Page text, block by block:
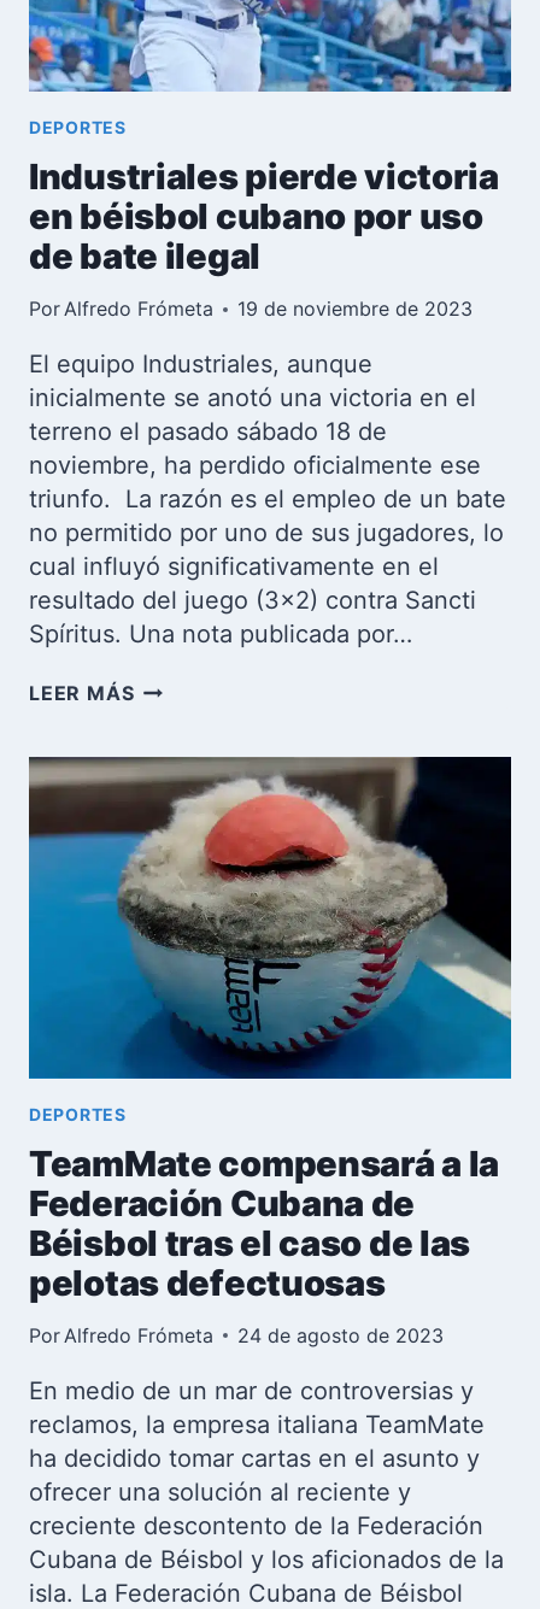
DEPORTES
Industriales pierde victoria
en béisbol cubano por uso
de bate ilegal
PorAlfredo Frómeta 19 de noviembre de 2023
El equipo Industriales, aunque
inicialmente se anotó una victoria en el
terreno el pasado sábado 18 de
noviembre, ha perdido oficialmente ese
triunfo. La razón es el empleo de un bate
no permitido por uno de sus jugadores, lo
cual influyó significativamente en el
resultado del juego (3×2) contra Sancti
Spíritus. Una nota publicada por…
LEER MÁSINDUSTRIALES
EN
BÉISBOL
CUBANO
POR
USO
DE
BATE
ILEGAL
DEPORTES
TeamMate compensará a la
Federación Cubana de
Béisbol tras el caso de las
pelotas defectuosas
Por Alfredo Frómeta 24 de agosto de 2023
En medio de un mar de controversias y
reclamos, la empresa italiana TeamMate
ha decidido tomar cartas en el asunto y
ofrecer una solución al reciente y
creciente descontento de la Federación
Cubana de Béisbol y los aficionados de la
isla. La Federación Cubana de Béisbol